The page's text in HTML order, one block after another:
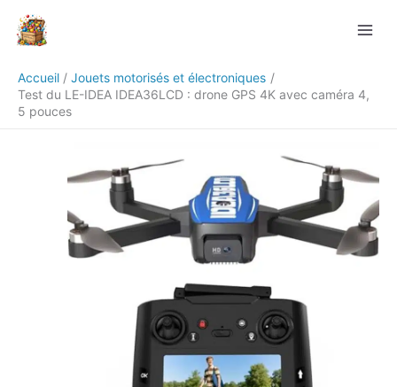
Accueil
Jouets motorisés et électroniques
Test du LE-IDEA IDEA36LCD : drone GPS 4K avec caméra 4,
5 pouces
Rechercher